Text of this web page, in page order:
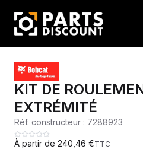
KIT DE
EXTRÉMITÉ
Réf. constructeur : 7288923
À partir de 240,46 €TTC